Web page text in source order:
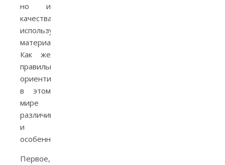
но и
качества
используемых
материалов.
Как же
правильно
ориентироваться
в этом
мире
различий
и
особенностей?
Первое,